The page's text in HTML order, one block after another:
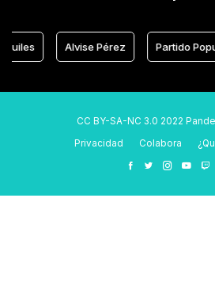
Alvise Pérez Partido Popular
CC BY-SA-NC 3.0 2022
Privacidad
Colabora